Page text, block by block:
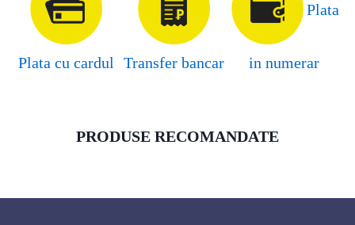
Plata cu cardul Transfer bancar
Plata
in numerar
PRODUSE RECOMANDATE